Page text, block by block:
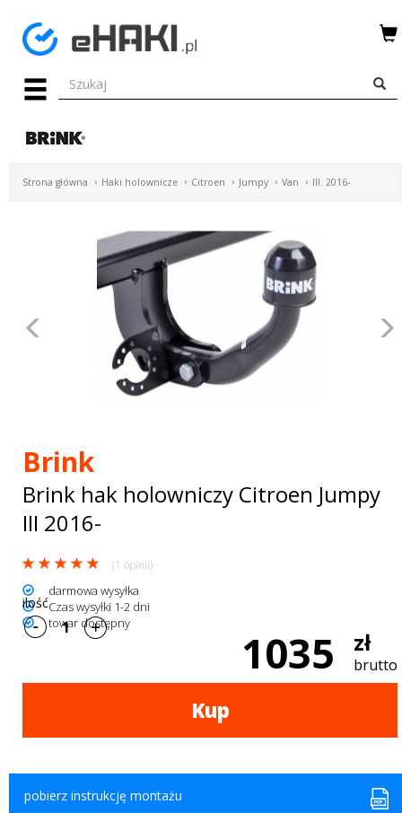
Menu
HAKI
ELEKTRYCZNE
SPORTOWE
Przyczepy
samochodowe
Strona główna Haki holownicze Citroen Jumpy Van III. 2016-
Poprzednie
Brink
Brink hak holowniczy Citroen Jumpy
III 2016-
(1 opinii)
darmowa wysyłka
Czas wysyłki 1-2 dni
towar dostępny
1035 zł
brutto
ilość
Kup
pobierz instrukcję montażu